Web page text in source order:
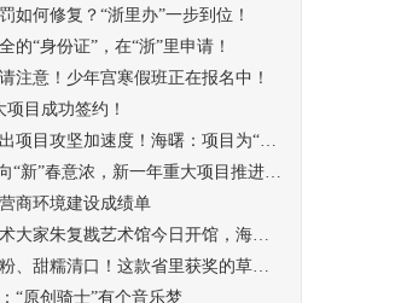
如何修复？“浙里办”一步到位！
的“身份证”，在“浙”里申请！
注意！少年宫寒假班正在报名中！
项目成功签约！
目攻坚加速度！海曙：项目为“笔”描绘发展新图景
新”春意浓，新一年重大项目推进海曙这么干
商环境建设成绩单
家朱复戡艺术馆今日开馆，海曙再添文化新地标
甜糯清口！这款省里获奖的草莓你尝过吗？
“原创骑士”有个音乐梦